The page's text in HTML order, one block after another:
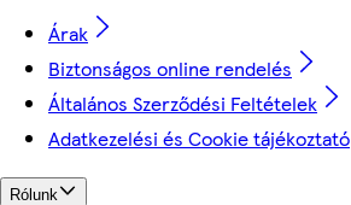
Árak
Biztonságos online rendelés
Általános Szerződési Feltételek
Adatkezelési és Cookie tájékoztató
Rólunk